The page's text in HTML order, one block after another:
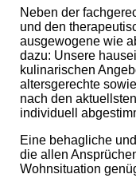
Neben der
und den
ausgewogene wie
dazu: Unsere
kulinarischen
altersgerechte
nach den
individuell
Eine behagliche
die allen
Wohnsituation